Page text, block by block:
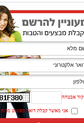
קוד אבטחה
אני מאשר קבלת דואר מפשוט מתוק